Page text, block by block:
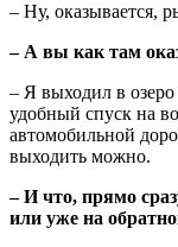
– Ну, оказывается,
– А вы как там
– Я выходил в
удобный спуск на
автомобильной
выходить можно.
– И что, прямо
или уже на